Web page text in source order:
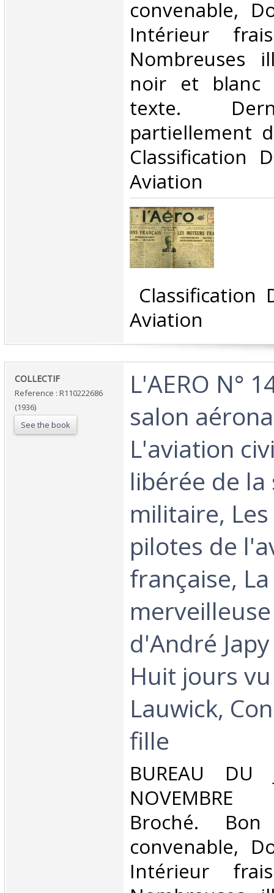
convenable,
Intérieur
Nombreuses
noir et blanc
texte.
partiellement
Classification
Aviation‎
Classification
Aviation‎
‎COLLECTIF‎
Reference : R110222686
(1936)
See the book
‎L'AERO N°
salon
L'aviation
libérée de
militaire,
pilotes de
française, La
d'André
Huit jours
Lauwick,
fille‎
‎BUREAU DU
Broché.
convenable,
Intérieur